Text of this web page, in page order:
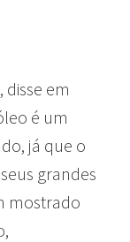
em
é um
já que o
grandes
mostrado